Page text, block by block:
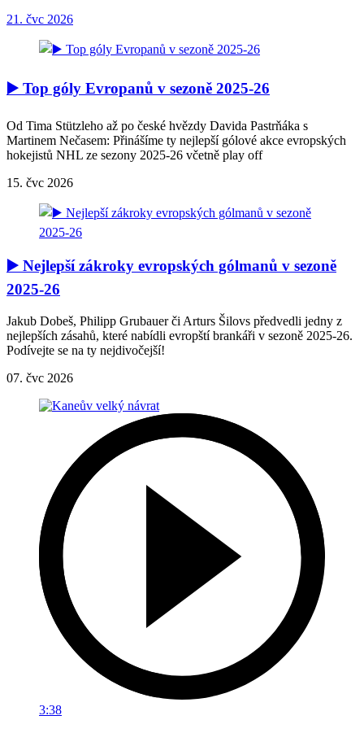
21. čvc 2026
▶️ Top góly Evropanů v sezoně 2025-26
Od Tima Stützleho až po české hvězdy Davida Pastrňáka s
Martinem Nečasem: Přinášíme ty nejlepší gólové akce evropských
hokejistů NHL ze sezony 2025-26 včetně play off
15. čvc 2026
▶️ Nejlepší zákroky evropských gólmanů v sezoně
2025-26
Jakub Dobeš, Philipp Grubauer či Arturs Šilovs předvedli jedny z
nejlepších zásahů, které nabídli evropští brankáři v sezoně 2025-26.
Podívejte se na ty nejdivočejší!
07. čvc 2026
3:38